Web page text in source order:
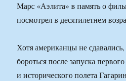
Марс «Аэлита» в память о
посмотрел в десятилетнем
Хотя американцы не
бороться после запуска
и исторического полета